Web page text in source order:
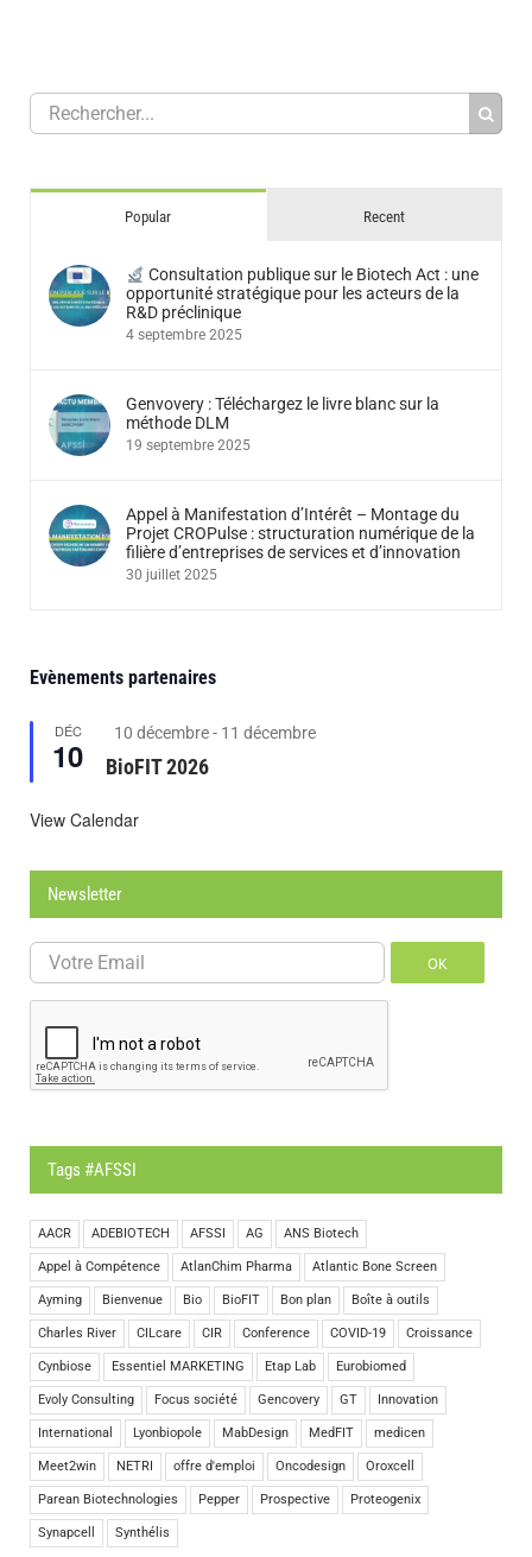
Popular Recent
Consultation publique sur le Biotech Act : une
opportunité stratégique pour les acteurs de la
R&D préclinique
4 septembre 2025
Genvovery : Téléchargez le livre blanc sur la
méthode DLM
19 septembre 2025
Appel à Manifestation d’Intérêt – Montage du
Projet CROPulse : structuration numérique de la
filière d’entreprises de services et d’innovation
30 juillet 2025
Evènements partenaires
DÉC
10
Featured
10 décembre- 11 décembre
BioFIT 2026
View Calendar
Newsletter
OK
Tags #AFSSI
AACR ADEBIOTECH AFSSI AG ANS Biotech
Appel à Compétence AtlanChim Pharma Atlantic Bone Screen
Ayming Bienvenue Bio BioFIT Bon plan Boîte à outils
Charles River CILcare CIR Conference COVID-19 Croissance
Cynbiose Essentiel MARKETING Etap Lab Eurobiomed
Evoly Consulting Focus société Gencovery GT Innovation
International Lyonbiopole MabDesign MedFIT medicen
Meet2win NETRI offre d'emploi Oncodesign Oroxcell
Parean Biotechnologies Pepper Prospective Proteogenix
Synapcell Synthélis